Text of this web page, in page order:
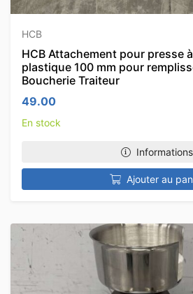
HCB
HCB Attachement pour presse
plastique 100 mm pour
Boucherie Traiteur
49.00
En stock
Informations
Ajouter au